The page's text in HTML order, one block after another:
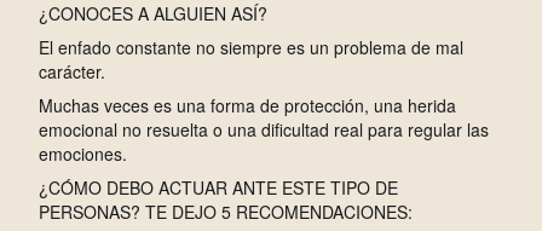
¿CONOCES A ALGUIEN ASÍ?
El enfado constante no siempre es un problema de mal
carácter.
Muchas veces es una forma de protección, una herida
emocional no resuelta o una dificultad real para regular las
emociones.
¿CÓMO DEBO ACTUAR ANTE ESTE TIPO DE
PERSONAS? TE DEJO 5 RECOMENDACIONES: